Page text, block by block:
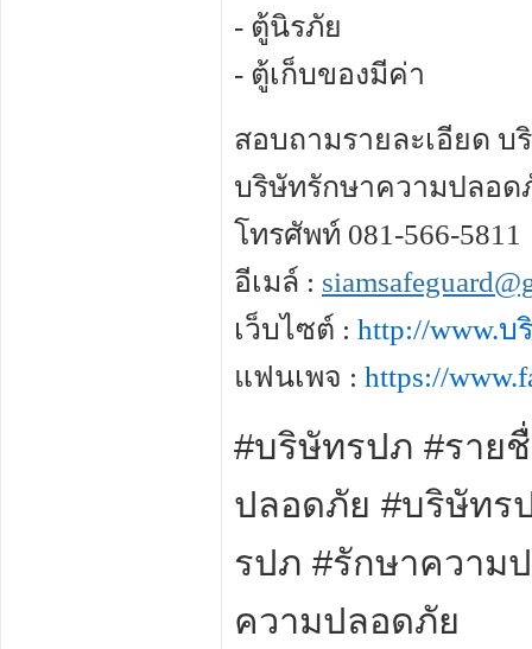
- ตู้นิรภัย
- ตู้เก็บของมีค่า
สอบถามรายละเอียด
บริษัทรักษาความปลอด
โทรศัพท์ 081-566-5811
อีเมล์ :
เว็บไซต์ : http://www.
แฟนเพจ : https://
#บริษัทรปภ #ราย
ปลอดภัย #บริษัทร
รปภ #รักษาความ
ความปลอดภัย